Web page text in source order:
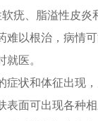
疣、脂溢性皮炎
难以根治，病情
医。
症状和体征出现
表面可出现各种